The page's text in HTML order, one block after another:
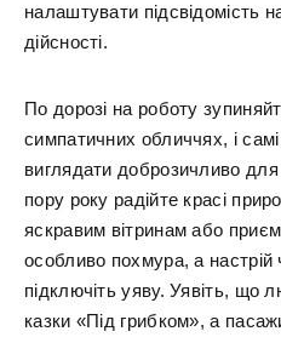
налаштувати підсвідомість
дійсності.
По дорозі на роботу
симпатичних обличчях, і
виглядати доброзичливо
пору року радійте красі
яскравим вітринам або
особливо похмура, а настрій
підключіть уяву. Уявіть, що
казки «Під грибком», а